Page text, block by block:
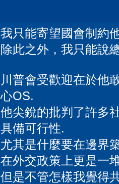
我只能寄望國會制約
除此之外，我只能說
川普會受歡迎在於他
心OS.
他尖銳的批判了許多
具備可行性.
尤其是什麼要在邊界
在外交政策上更是一
但是不管怎樣我覺得